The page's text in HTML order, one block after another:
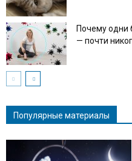
Почему одни
— почти
Популярные материалы